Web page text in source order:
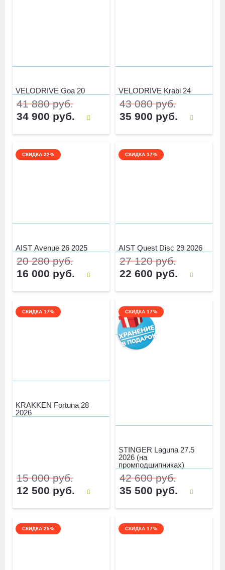
VELODRIVE Goa 20
41 880 руб.
34 900 руб.
VELODRIVE Krabi 24
43 080 руб.
35 900 руб.
СКИДКА 22%
AIST Avenue 26 2025
20 280 руб.
16 000 руб.
СКИДКА 17%
AIST Quest Disc 29 2026
27 120 руб.
22 600 руб.
СКИДКА 17%
KRAKKEN Fortuna 28
2026
15 000 руб.
12 500 руб.
СКИДКА 17%
STINGER Laguna 27.5
2026 (на
промподшипниках)
42 600 руб.
35 500 руб.
СКИДКА 25% СКИДКА 17%